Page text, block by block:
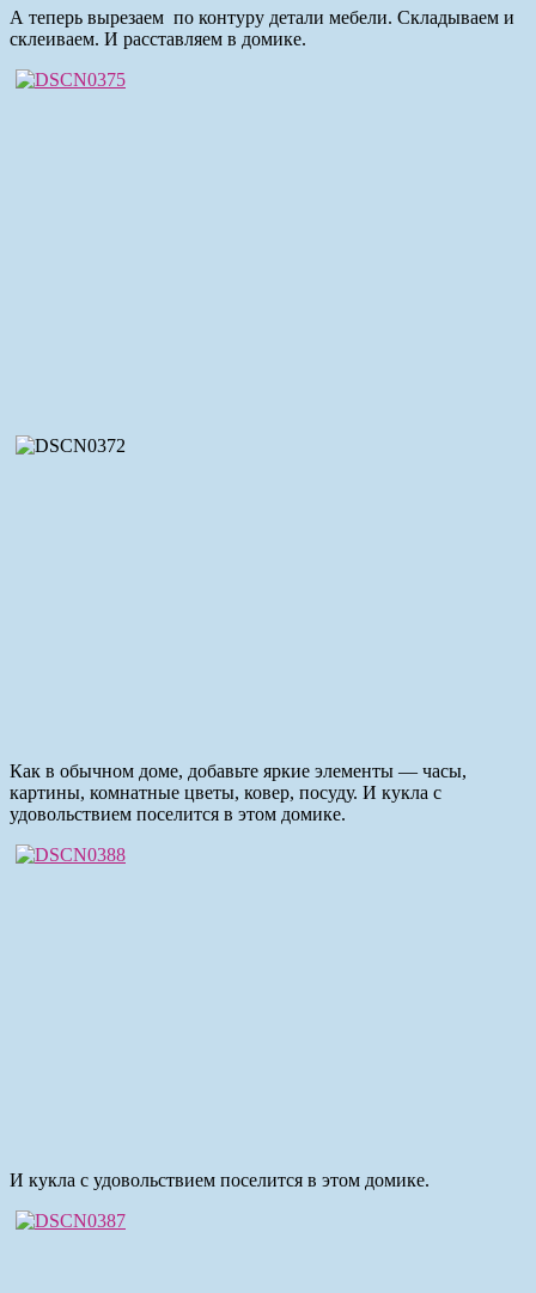
А теперь вырезаем по контуру детали мебели. Складываем и
склеиваем. И расставляем в домике.
Как в обычном доме, добавьте яркие элементы — часы,
картины, комнатные цветы, ковер, посуду. И кукла с
удовольствием поселится в этом домике.
И кукла с удовольствием поселится в этом домике.